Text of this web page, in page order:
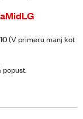
(V primeru manj kot
popust.